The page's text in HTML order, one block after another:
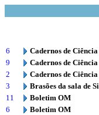
6
Cadernos de
9
Cadernos de
2
Cadernos de
3
Brasões da sala de
11
Boletim OM
6
Boletim OM